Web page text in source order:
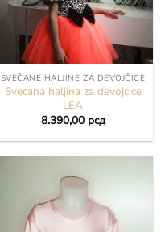
SVEČANE HALJINE ZA DEVOJČICE
Svecana haljina za devojcice
LEA
8.390,00 рсд